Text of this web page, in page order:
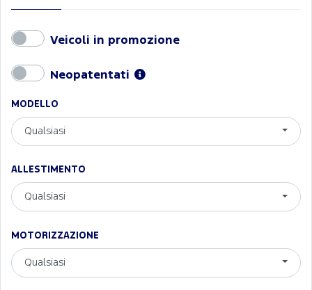
Veicoli in promozione
Neopatentati
MODELLO
Qualsiasi
ALLESTIMENTO
Qualsiasi
MOTORIZZAZIONE
Qualsiasi